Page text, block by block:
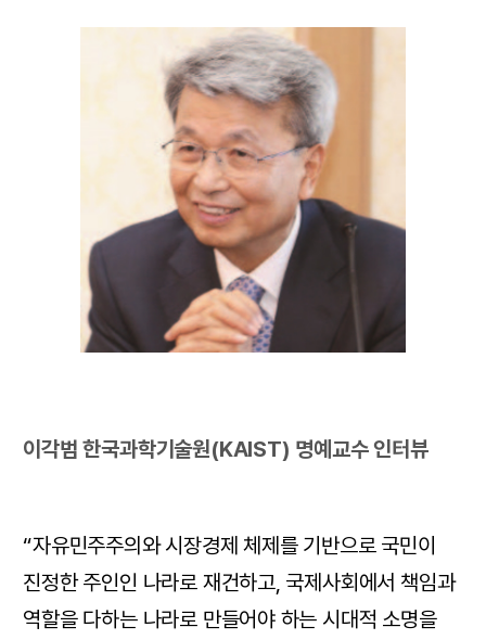
이각범 한국과학기술원(KAIST) 명예교수 인터뷰
“자유민주주의와 시장경제 체제를 기반으로 국민이
진정한 주인인 나라로 재건하고, 국제사회에서 책임과
역할을 다하는 나라로 만들어야 하는 시대적 소명을